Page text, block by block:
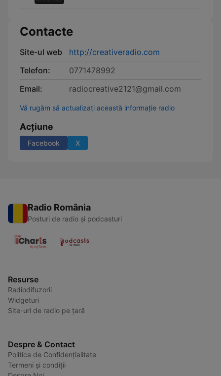
Contacte
Site-ul web
http://creativeradio.com
Telefon:
0771478992
Email:
radiocreative2121@gmail.com
Vă rugăm să actualizați această informație radio
Acțiune
Facebook X
Radio România
Posturi de radio și podcasturi
Resurse
Radiodifuzorii
Widgeturi
Site-uri de radio pe țară
Despre & Contact
Politica de Confidențialitate
Termeni și condiții